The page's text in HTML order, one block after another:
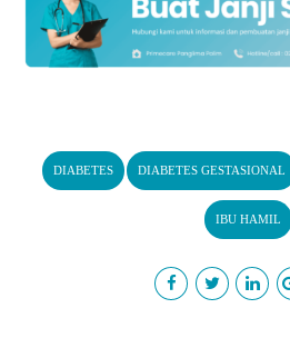
DIABETES DIABETES GESTASIONAL
IBU HAMIL